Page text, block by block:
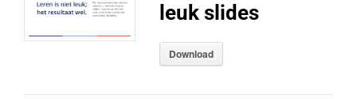
leuk slides
Download